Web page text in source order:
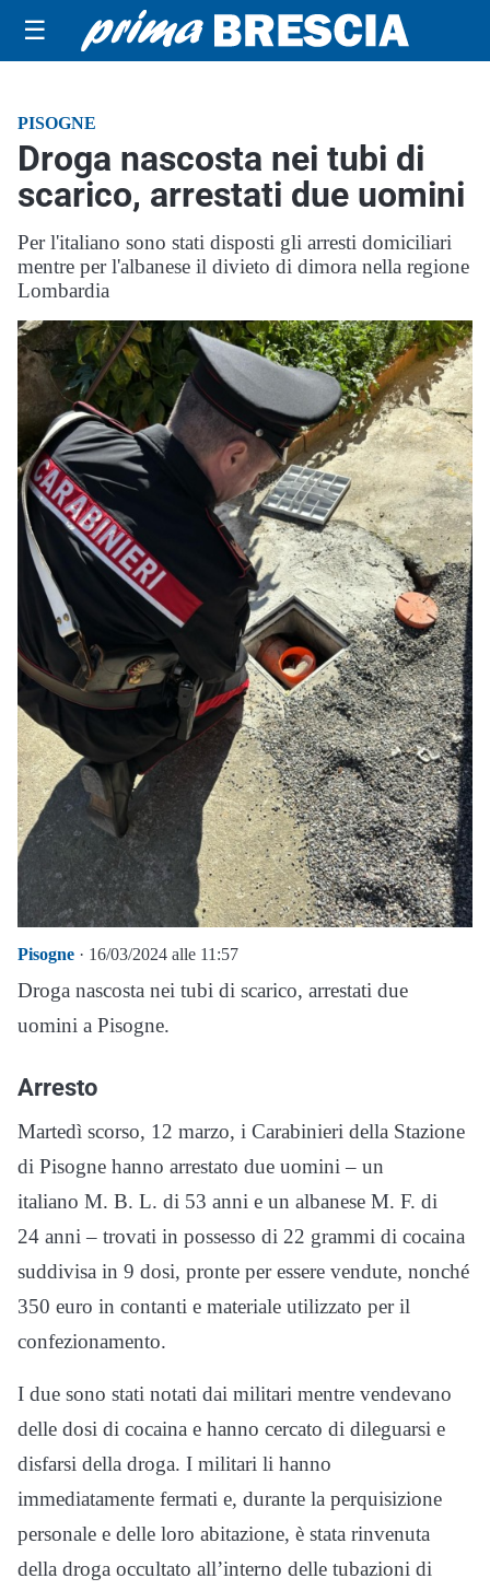
☰
PISOGNE
Droga nascosta nei tubi di
scarico, arrestati due uomini
Per l'italiano sono stati disposti gli arresti domiciliari
mentre per l'albanese il divieto di dimora nella regione
Lombardia
Pisogne · 16/03/2024 alle 11:57
Droga nascosta nei tubi di scarico, arrestati due
uomini a Pisogne.
Arresto
Martedì scorso, 12 marzo, i Carabinieri della Stazione
di Pisogne hanno arrestato due uomini – un
italiano M. B. L. di 53 anni e un albanese M. F. di
24 anni – trovati in possesso di 22 grammi di cocaina
suddivisa in 9 dosi, pronte per essere vendute, nonché
350 euro in contanti e materiale utilizzato per il
confezionamento.
I due sono stati notati dai militari mentre vendevano
delle dosi di cocaina e hanno cercato di dileguarsi e
disfarsi della droga. I militari li hanno
immediatamente fermati e, durante la perquisizione
personale e delle loro abitazione, è stata rinvenuta
della droga occultato all’interno delle tubazioni di